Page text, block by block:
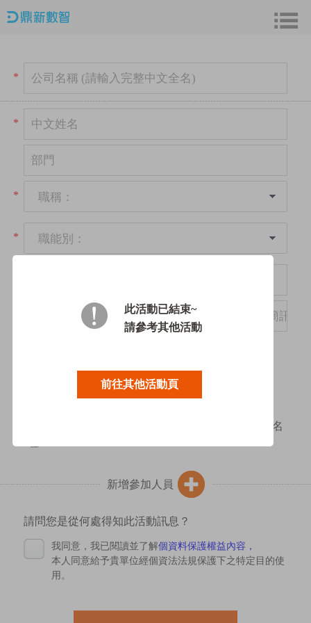
此活動已結束~
請參考其他活動
前往其他活動頁
*
*
* 職稱：
* 職能別：
全部報名完後，要到下方點選立即報名才算完成報名
新增參加人員
請問您是從何處得知此活動訊息？
我同意，我已閱讀並了解個資料保護權益內容，
本人同意給予貴單位經個資法法規保護下之特定目的使
用。